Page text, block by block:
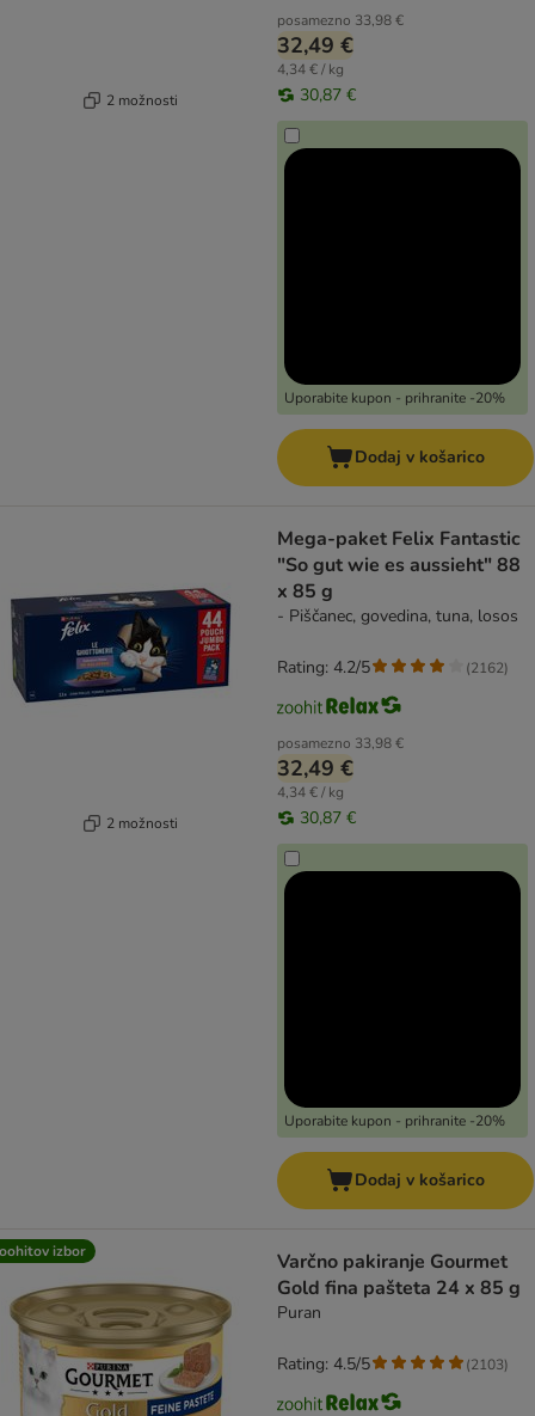
2 možnosti
posamezno 33,98 €
32,49 €
4,34 € / kg
30,87 €
Uporabite kupon - prihranite -20%
Dodaj v košarico
2 možnosti
Mega-paket Felix Fantastic
"So gut wie es aussieht" 88
x 85 g
- Piščanec, govedina, tuna, losos
posamezno 33,98 €
32,49 €
4,34 € / kg
30,87 €
Uporabite kupon - prihranite -20%
Rating: 4.2/5 (2162)
Dodaj v košarico
izbor
Varčno pakiranje Gourmet
Gold fina pašteta 24 x 85 g
Puran
Rating: 4.5/5 (2103)